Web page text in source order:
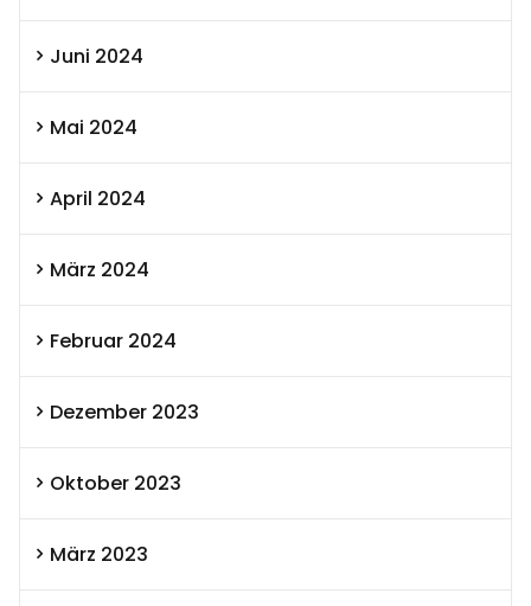
Juni 2024
Mai 2024
April 2024
März 2024
Februar 2024
Dezember 2023
Oktober 2023
März 2023